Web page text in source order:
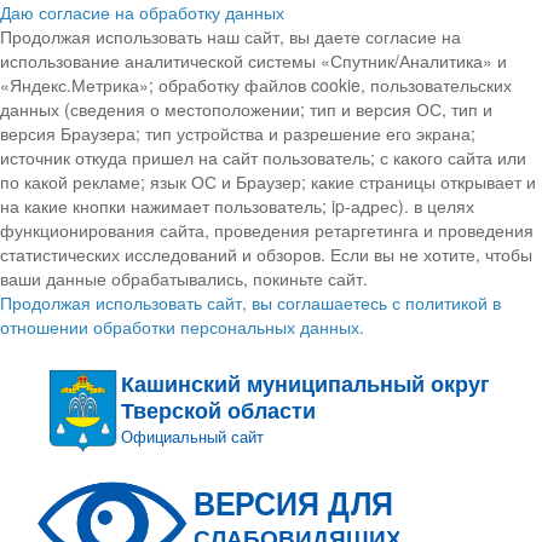
Даю согласие на обработку данных
Продолжая использовать наш сайт, вы даете согласие на
использование аналитической системы «Спутник/Аналитика» и
«Яндекс.Метрика»; обработку файлов cookie, пользовательских
данных (сведения о местоположении; тип и версия ОС, тип и
версия Браузера; тип устройства и разрешение его экрана;
источник откуда пришел на сайт пользователь; с какого сайта или
по какой рекламе; язык ОС и Браузер; какие страницы открывает и
на какие кнопки нажимает пользователь; ip-адрес). в целях
функционирования сайта, проведения ретаргетинга и проведения
статистических исследований и обзоров. Если вы не хотите, чтобы
ваши данные обрабатывались, покиньте сайт.
Продолжая использовать сайт, вы соглашаетесь с политикой в
отношении обработки персональных данных.